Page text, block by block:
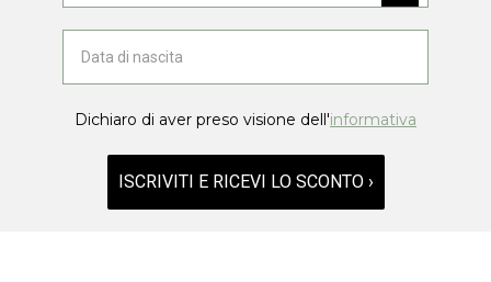
Dichiaro di aver preso visione dell'informativa
ISCRIVITI E RICEVI LO SCONTO ›